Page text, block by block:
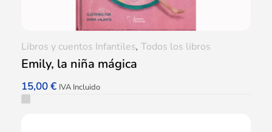
Emily, la niña mágica
15,00€ IVA Incluido
Libros y cuentos Infantiles, Todos los libros